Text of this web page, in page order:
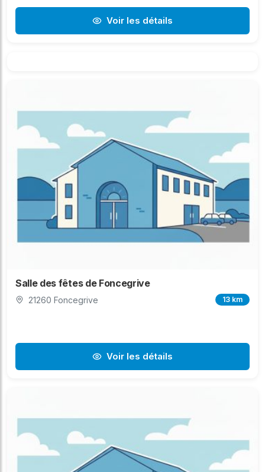
Voir les détails
Salle des fêtes de Foncegrive
21260 Foncegrive 13 km
Voir les détails